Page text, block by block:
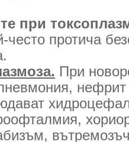
при
често протича
При